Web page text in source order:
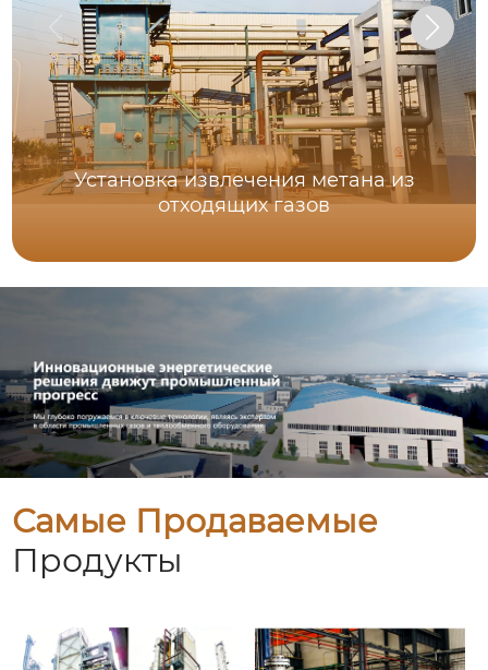
Установка извлечения метана из
отходящих газов
Самые Продаваемые
Продукты